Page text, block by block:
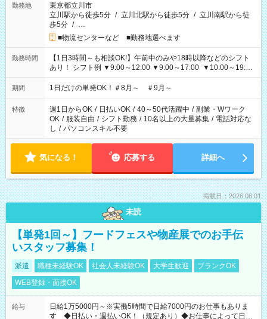
勤務地
東京都立川市
立川駅から徒歩5分 / 立川北駅から徒歩5分 / 立川南駅から徒
歩5分 / …
■物流センターなど ■勤務地選べます
勤務時間
【1日3時間～も相談OK!】午前中のみや18時以降などのシフト
あり！ シフト例 ▼9:00～12:00 ▼9:00～17:00 ▼10:00～19:00
▼18:00～21:00
期間 1日だけの単発OK！＃8月～ ＃9月～
特徴 週1日からOK / 日払いOK / 40～50代活躍中 / 副業・Wワーク
OK / 服装自由 / シフト勤務 / 10名以上の大量募集 / 電話対応な
し / パソコンスキル不要
気になる！ 応募する 詳細へ
掲載日：2026.08.01
未読
【単発1回～】フードフェスや物産展でのお手伝
いスタッフ募集！
派遣 職種未経験OK 社会人未経験OK 大学生歓迎
ブランクOK
WEB登録・面接OK
給与
日給1万5000円～※実働5時間で日給7000円のお仕事もありま
す ◆日払い・週払いOK！（規定あり）◆お仕事によって日給